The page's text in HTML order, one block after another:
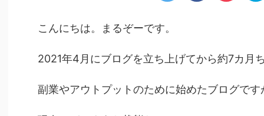
こんにちは。まるぞーです。
2021年4月にブログを立ち上げてから約7カ月
副業やアウトプットのために始めたブログです